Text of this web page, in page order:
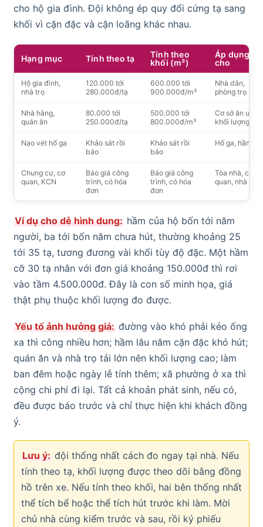
cho hộ gia đình. Đội không ép quy đổi cứng tạ sang
khối vì cặn đặc và cặn loãng khác nhau.
Hạng mục Tính theo tạ
Tính theo
khối (m³)
Áp dụng
cho
Hộ gia đình,
nhà trọ
120.000 tới
280.000đ/tạ
600.000 tới
900.000đ/m³
Nhà dân,
phòng trọ
Nhà hàng,
quán ăn
80.000 tới
250.000đ/tạ
500.000 tới
800.000đ/m³
Cơ sở ăn uống,
khối lượng lớn
Nạo vét hố ga
Khảo sát rồi
báo
Khảo sát rồi
báo
Hố ga, hầm ga
Chung cư, cơ
quan, KCN
Báo giá công
trình, có hóa
đơn
Báo giá công
trình, có hóa
đơn
Tòa nhà, cơ
quan, nhà máy
Ví dụ cho dễ hình dung: hầm của hộ bốn tới năm
người, ba tới bốn năm chưa hút, thường khoảng 25
tới 35 tạ, tương đương vài khối tùy độ đặc. Một hầm
cỡ 30 tạ nhân với đơn giá khoảng 150.000đ thì rơi
vào tầm 4.500.000đ. Đây là con số minh họa, giá
thật phụ thuộc khối lượng đo được.
Yếu tố ảnh hưởng giá: đường vào khó phải kéo ống
xa thì công nhiều hơn; hầm lâu năm cặn đặc khó hút;
quán ăn và nhà trọ tải lớn nên khối lượng cao; làm
ban đêm hoặc ngày lễ tính thêm; xã phường ở xa thì
cộng chi phí đi lại. Tất cả khoản phát sinh, nếu có,
đều được báo trước và chỉ thực hiện khi khách đồng
ý.
Lưu ý: đội thống nhất cách đo ngay tại nhà. Nếu
tính theo tạ, khối lượng được theo dõi bằng đồng
hồ trên xe. Nếu tính theo khối, hai bên thống nhất
thể tích bể hoặc thể tích hút trước khi làm. Mời
chủ nhà cùng kiểm trước và sau, rồi ký phiếu